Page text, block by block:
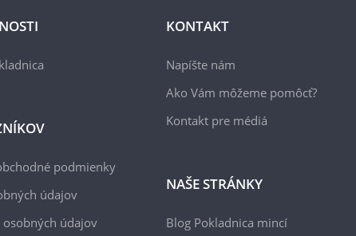
podmienky
údajov
osobných údajov
KONTAKT
Napíšte nám
Ako Vám môžeme pomôcť?
Kontakt pre médiá
NAŠE STRÁNKY
Blog Pokladnica mincí